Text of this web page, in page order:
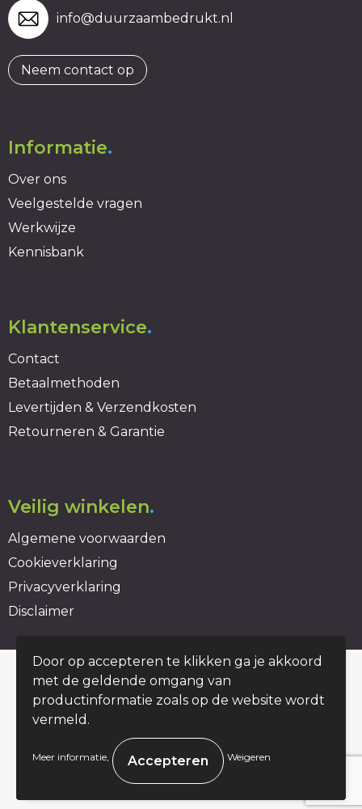
info@duurzaambedrukt.nl
Neem contact op
Informatie.
Over ons
Veelgestelde vragen
Werkwijze
Kennisbank
Klantenservice.
Contact
Betaalmethoden
Levertijden & Verzendkosten
Retourneren & Garantie
Veilig winkelen.
Algemene voorwaarden
Cookieverklaring
Privacyverklaring
Disclaimer
© Copyright duurzaambedrukt.nl 2026
Door op accepteren te klikken ga je akkoord
met de geldende omgang van
productinformatie zoals op de website wordt
vermeld.
Meer informatie. Weigeren